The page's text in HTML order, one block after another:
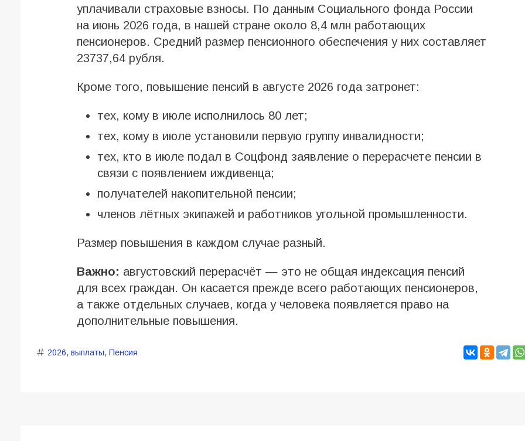
уплачивали страховые взносы. По данным Социального фонда России
на июнь 2026 года, в нашей стране около 8,4 млн работающих
пенсионеров. Средний размер пенсионного обеспечения у них составляет
23737,64 рубля.
Кроме того, повышение пенсий в августе 2026 года затронет:
тех, кому в июле исполнилось 80 лет;
тех, кому в июле установили первую группу инвалидности;
тех, кто в июле подал в Соцфонд заявление о перерасчете пенсии в
связи с появлением иждивенца;
получателей накопительной пенсии;
членов лётных экипажей и работников угольной промышленности.
Размер повышения в каждом случае разный.
Важно: августовский перерасчёт — это не общая индексация пенсий
для всех граждан. Он касается прежде всего работающих пенсионеров,
а также отдельных случаев, когда у человека появляется право на
дополнительные повышения.
2026, выплаты, Пенсия